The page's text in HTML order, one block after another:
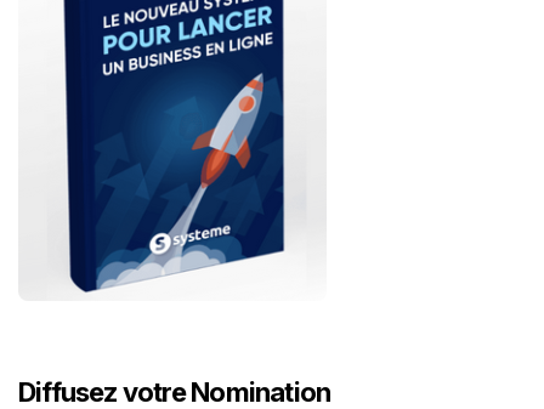
Diffusez votre Nomination